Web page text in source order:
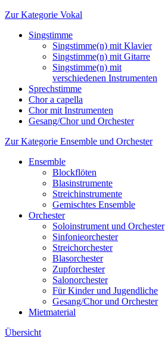
Zur Kategorie Vokal
Singstimme
Singstimme(n) mit Klavier
Singstimme(n) mit Gitarre
Singstimme(n) mit
verschiedenen Instrumenten
Sprechstimme
Chor a capella
Chor mit Instrumenten
Gesang/Chor und Orchester
Zur Kategorie Ensemble und Orchester
Ensemble
Blockflöten
Blasinstrumente
Streichinstrumente
Gemischtes Ensemble
Orchester
Soloinstrument und Orchester
Sinfonieorchester
Streichorchester
Blasorchester
Zupforchester
Salonorchester
Für Kinder und Jugendliche
Gesang/Chor und Orchester
Mietmaterial
Übersicht